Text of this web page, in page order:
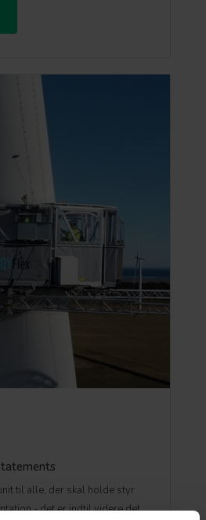
til alle, der skal holde styr
- det er indtil videre det